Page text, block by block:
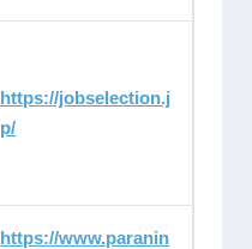
https://jobselection.j
p/
https://www.paranin